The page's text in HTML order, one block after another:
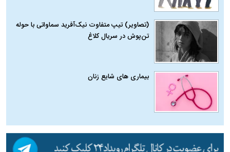
(تصاویر) تیپ متفاوت نیک‌آفرید سماواتی با حوله
تن‌پوش در سریال کلاغ
بیماری‌ های شایع زنان